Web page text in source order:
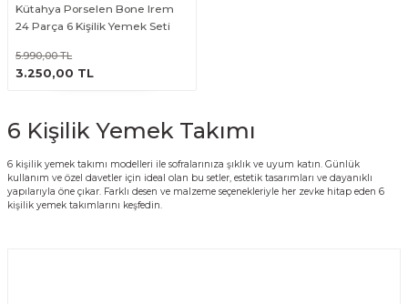
Kütahya Porselen Bone Irem
24 Parça 6 Kişilik Yemek Seti
5.990,00 TL
3.250,00 TL
ÜRÜNÜ İNCELE
6 Kişilik Yemek Takımı
6 kişilik yemek takımı modelleri ile sofralarınıza şıklık ve uyum katın. Günlük
kullanım ve özel davetler için ideal olan bu setler, estetik tasarımları ve dayanıklı
yapılarıyla öne çıkar. Farklı desen ve malzeme seçenekleriyle her zevke hitap eden 6
kişilik yemek takımlarını keşfedin.